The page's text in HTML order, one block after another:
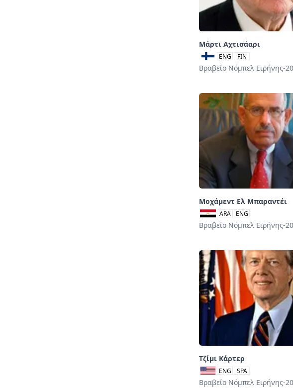
Μάρτι Αχτισάαρι
ENG FIN
Βραβείο Νόμπελ Ειρήνης-
Μοχάμεντ Ελ Μπαραντέι
ARA ENG
Βραβείο Νόμπελ Ειρήνης-
Τζίμι Κάρτερ
ENG SPA
Βραβείο Νόμπελ Ειρήνης-